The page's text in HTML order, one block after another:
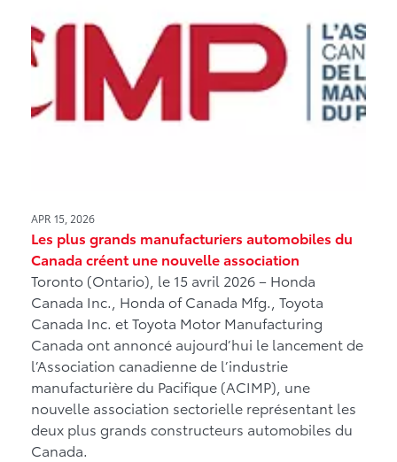
APR 15, 2026
Les plus grands manufacturiers automobiles du
Canada créent une nouvelle association
Toronto (Ontario), le 15 avril 2026 – Honda
Canada Inc., Honda of Canada Mfg., Toyota
Canada Inc. et Toyota Motor Manufacturing
Canada ont annoncé aujourd’hui le lancement de
l’Association canadienne de l’industrie
manufacturière du Pacifique (ACIMP), une
nouvelle association sectorielle représentant les
deux plus grands constructeurs automobiles du
Canada.